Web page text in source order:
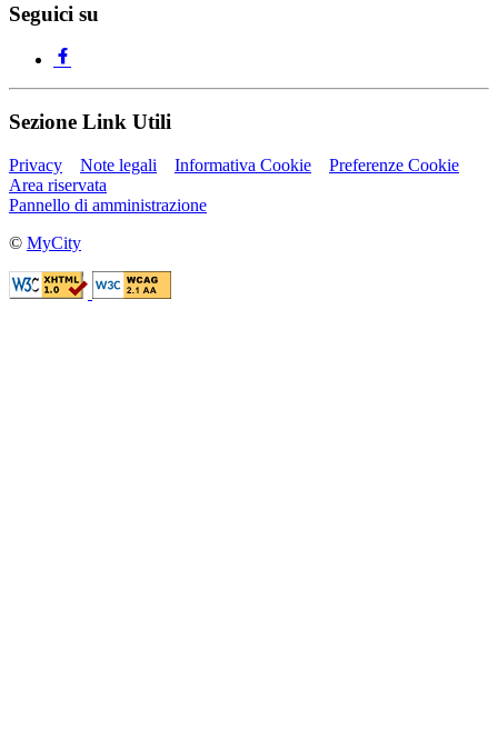
Seguici su
Sezione Link Utili
Privacy Note legali Informativa Cookie
Preferenze Cookie
Area riservata
Pannello di amministrazione
© MyCity